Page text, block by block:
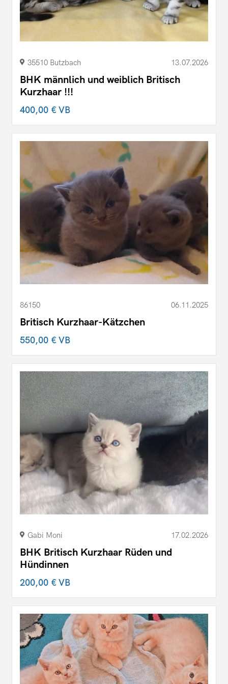
35510 Butzbach 13.07.2026
BHK männlich und weiblich Britisch
Kurzhaar !!!
400,00 €VB
86150 06.11.2025
Britisch Kurzhaar-Kätzchen
550,00 €VB
Gabi Moni 17.02.2026
BHK Britisch Kurzhaar Rüden und
Hündinnen
200,00 €VB